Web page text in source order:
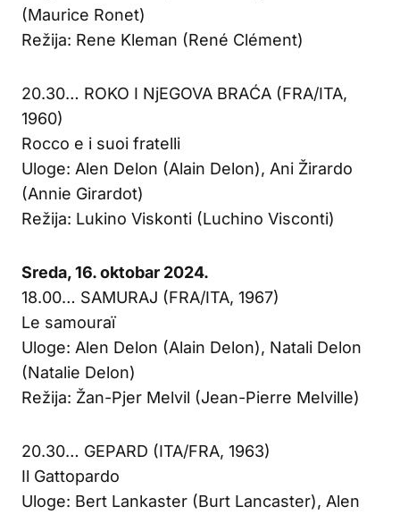
(Maurice Ronet)
Režija: Rene Kleman (René Clément)
20.30… ROKO I NjEGOVA BRAĆA (FRA/ITA,
1960)
Rocco e i suoi fratelli
Uloge: Alen Delon (Alain Delon), Ani Žirardo
(Annie Girardot)
Režija: Lukino Viskonti (Luchino Visconti)
Sreda, 16. oktobar 2024.
18.00… SAMURAJ (FRA/ITA, 1967)
Le samouraï
Uloge: Alen Delon (Alain Delon), Natali Delon
(Natalie Delon)
Režija: Žan-Pjer Melvil (Jean-Pierre Melville)
20.30… GEPARD (ITA/FRA, 1963)
Il Gattopardo
Uloge: Bert Lankaster (Burt Lancaster), Alen